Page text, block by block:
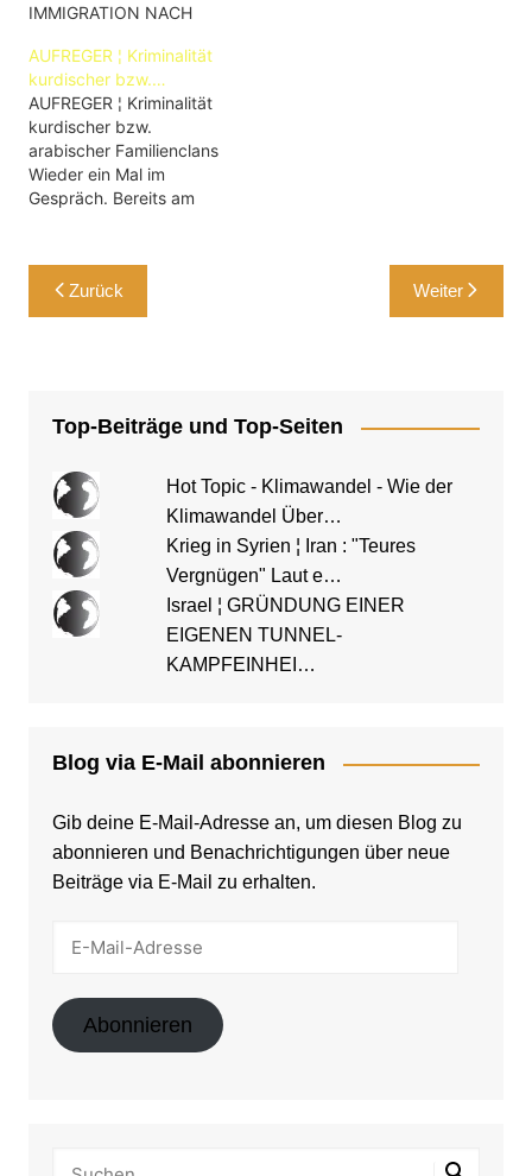
IMMIGRATION NACH
Unter Flüchtlingen
kursieren zahlreiche
Mythen über Deutschland
- die Regierung widerlegt
sie nun.- Huffpost
(München, Bayern, D)
#RumoursAboutGermany
about germany
(QUELLE).-
AUFREGER ¦ Kriminalität
kurdischer bzw.…
AUFREGER ¦ Kriminalität
kurdischer bzw.
arabischer Familienclans
Wieder ein Mal im
Gespräch. Bereits am
einen Überblick über die
"Araber-Clans" in
Deutschland. Über die
Münchner Merkur: "Senat
Clans…
Beitragsnavigation
Zurück Weiter
Top-Beiträge und Top-Seiten
Hot Topic - Klimawandel - Wie der
Klimawandel Über…
Krieg in Syrien ¦ Iran : "Teures
Vergnügen" Laut e…
Israel ¦ GRÜNDUNG EINER
EIGENEN TUNNEL-
KAMPFEINHEI…
Blog via E-Mail abonnieren
Gib deine E-Mail-Adresse an, um diesen Blog zu
abonnieren und Benachrichtigungen über neue
Beiträge via E-Mail zu erhalten.
Abonnieren